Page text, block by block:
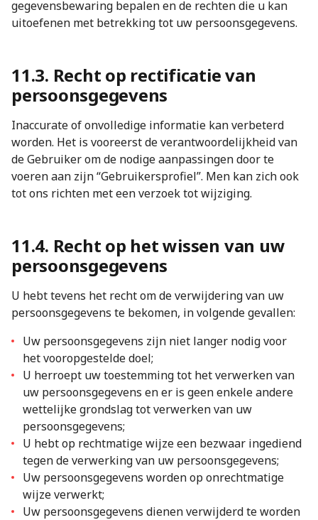
gegevensbewaring bepalen en de rechten die u kan
uitoefenen met betrekking tot uw persoonsgegevens.
11.3. Recht op rectificatie van
persoonsgegevens
Inaccurate of onvolledige informatie kan verbeterd
worden. Het is vooreerst de verantwoordelijkheid van
de Gebruiker om de nodige aanpassingen door te
voeren aan zijn “Gebruikersprofiel”. Men kan zich ook
tot ons richten met een verzoek tot wijziging.
11.4. Recht op het wissen van uw
persoonsgegevens
U hebt tevens het recht om de verwijdering van uw
persoonsgegevens te bekomen, in volgende gevallen:
Uw persoonsgegevens zijn niet langer nodig voor
het vooropgestelde doel;
U herroept uw toestemming tot het verwerken van
uw persoonsgegevens en er is geen enkele andere
wettelijke grondslag tot verwerken van uw
persoonsgegevens;
U hebt op rechtmatige wijze een bezwaar ingediend
tegen de verwerking van uw persoonsgegevens;
Uw persoonsgegevens worden op onrechtmatige
wijze verwerkt;
Uw persoonsgegevens dienen verwijderd te worden